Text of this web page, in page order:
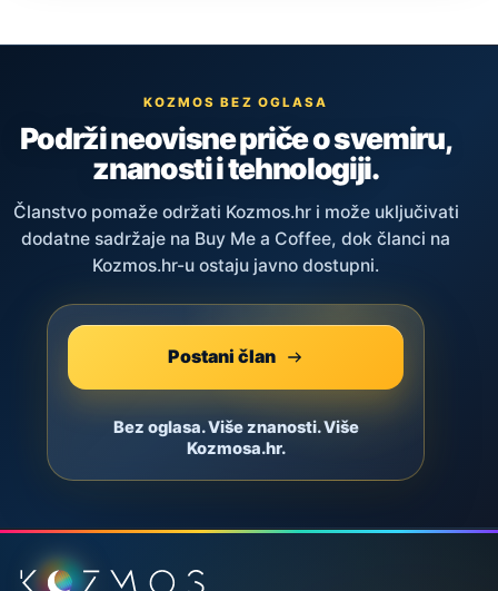
KOZMOS BEZ OGLASA
Podrži neovisne priče o svemiru,
znanosti i tehnologiji.
Članstvo pomaže održati Kozmos.hr i može uključivati
dodatne sadržaje na Buy Me a Coffee, dok članci na
Kozmos.hr-u ostaju javno dostupni.
Postani član
Bez oglasa. Više znanosti. Više
Kozmosa.hr.
Podnožje stranice